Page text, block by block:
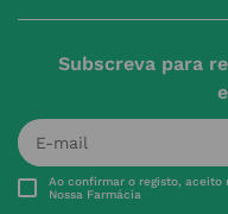
Subscreva para
Ao confirmar o registo, aceito
Nossa Farmácia